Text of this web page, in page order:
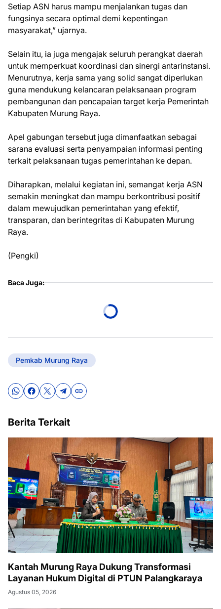
Setiap ASN harus mampu menjalankan tugas dan
fungsinya secara optimal demi kepentingan
masyarakat,” ujarnya.
Selain itu, ia juga mengajak seluruh perangkat daerah
untuk memperkuat koordinasi dan sinergi antarinstansi.
Menurutnya, kerja sama yang solid sangat diperlukan
guna mendukung kelancaran pelaksanaan program
pembangunan dan pencapaian target kerja Pemerintah
Kabupaten Murung Raya.
Apel gabungan tersebut juga dimanfaatkan sebagai
sarana evaluasi serta penyampaian informasi penting
terkait pelaksanaan tugas pemerintahan ke depan.
Diharapkan, melalui kegiatan ini, semangat kerja ASN
semakin meningkat dan mampu berkontribusi positif
dalam mewujudkan pemerintahan yang efektif,
transparan, dan berintegritas di Kabupaten Murung
Raya.
(Pengki)
Baca Juga:
Pemkab Murung Raya
Berita Terkait
Kantah Murung Raya Dukung Transformasi
Layanan Hukum Digital di PTUN Palangkaraya
Agustus 05, 2026